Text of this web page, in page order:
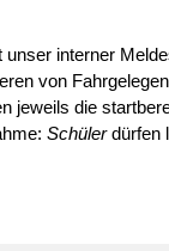
interner
von
jeweils die
Schülerdürfen